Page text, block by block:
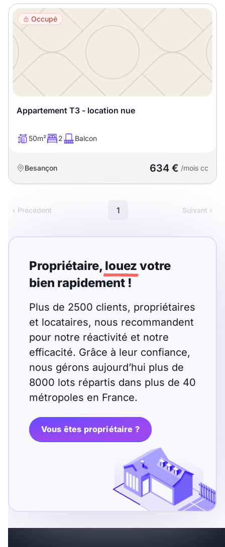
Nombre de chambres
disponibles
chambres
Espaces additionnels
Équipements des parties
Ascenseur
Promotions
Mettre en avant les
promotions sur honoraires
Occupé
Appartement T3 - location nue
50m² 2 Balcon
Besançon 634 € /mois cc
‹ Précédent 1 Suivant ›
Propriétaire, louez votre
bien rapidement !
Plus de 2500 clients, propriétaires
et locataires, nous recommandent
pour notre réactivité et notre
efficacité. Grâce à leur confiance,
nous gérons aujourd’hui plus de
8000 lots répartis dans plus de 40
métropoles en France.
Vous êtes propriétaire ?